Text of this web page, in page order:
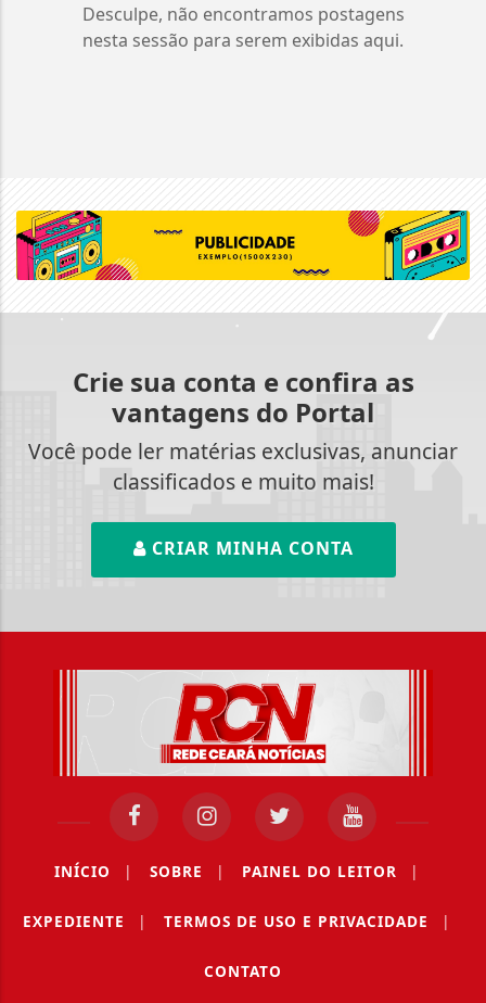
Desculpe, não encontramos postagens
nesta sessão para serem exibidas aqui.
Crie sua conta e confira as
vantagens do Portal
Você pode ler matérias exclusivas, anunciar
classificados e muito mais!
CRIAR MINHA CONTA
INÍCIO | SOBRE | PAINEL DO LEITOR |
EXPEDIENTE | TERMOS DE USO E PRIVACIDADE |
CONTATO